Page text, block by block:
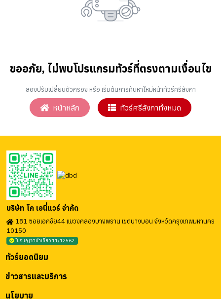
ขออภัย, ไม่พบโปรแกรมทัวร์ที่ตรงตามเงื่อนไข
ลองปรับเปลี่ยนตัวกรอง หรือ เริ่มต้นการค้นหาใหม่หน้าทัวร์ศรีลังกา
หน้าหลัก ทัวร์ศรีลังกาทั้งหมด
บริษัท โก เอนี่แวร์ จำกัด
181 ซอยเอกชัย44 แขวงคลองบางพราน เขตบางบอน จังหวัดกรุงเทพมหานคร
10150
ใบอนุญาตนำเที่ยว 11/12562
นโยบาย
ข่าวสารและบริการ
ทัวร์ยอดนิยม